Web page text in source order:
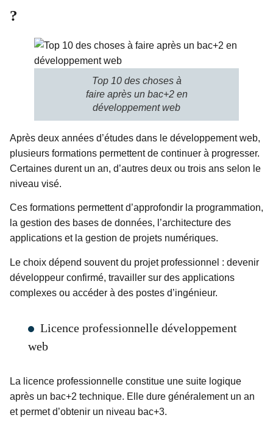
?
Top 10 des choses à
faire après un bac+2 en
développement web
Après deux années d’études dans le développement web,
plusieurs formations permettent de continuer à progresser.
Certaines durent un an, d’autres deux ou trois ans selon le
niveau visé.
Ces formations permettent d’approfondir la programmation,
la gestion des bases de données, l’architecture des
applications et la gestion de projets numériques.
Le choix dépend souvent du projet professionnel : devenir
développeur confirmé, travailler sur des applications
complexes ou accéder à des postes d’ingénieur.
Licence professionnelle développement
web
La licence professionnelle constitue une suite logique
après un bac+2 technique. Elle dure généralement un an
et permet d’obtenir un niveau bac+3.